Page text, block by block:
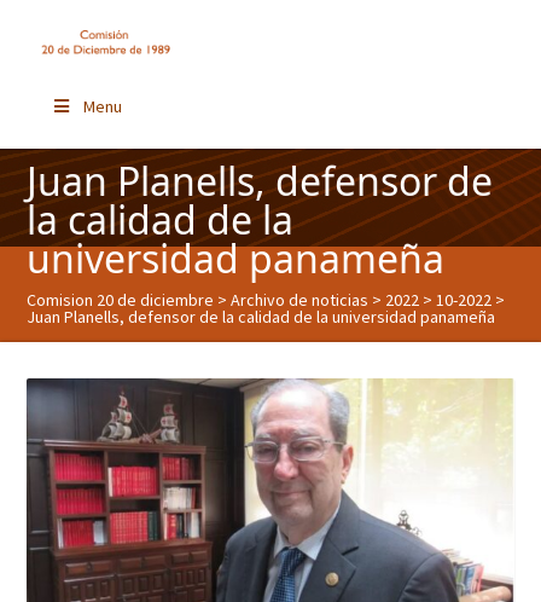
Menu
Juan Planells, defensor de
la calidad de la
universidad panameña
Comision 20 de diciembre >Archivo de noticias > 2022 >10-2022 >
Juan Planells, defensor de la calidad de la universidad panameña